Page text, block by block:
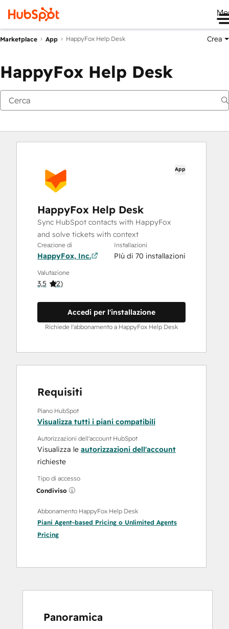
Marketplace App HappyFox Help Desk Crea
HappyFox Help Desk
App
HappyFox Help Desk
Sync HubSpot contacts with HappyFox
and solve tickets with context
Creazione di
HappyFox, Inc.
Installazioni
PIù di 70 installazioni
Valutazione
3,5 (2)
Accedi per l'installazione
Richiede l'abbonamento a HappyFox Help Desk
Requisiti
Piano HubSpot
Visualizza tutti i piani compatibili
Autorizzazioni dell'account HubSpot
Visualizza le autorizzazioni dell'account
richieste
Tipo di accesso
Condiviso
Abbonamento HappyFox Help Desk
Piani Agent-based Pricing o Unlimited Agents
Pricing
Panoramica